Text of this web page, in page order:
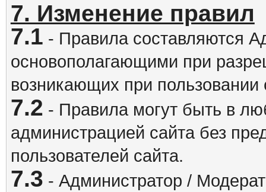
7. Изменение правил
7.1 - Правила составляются
основополагающими при
возникающих при пользовании
7.2 - Правила могут быть в
администрацией сайта без
пользователей сайта.
7.3 - Администратор /